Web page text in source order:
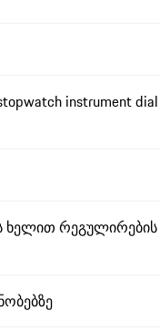
instrument dial
ხელით რეგულირების